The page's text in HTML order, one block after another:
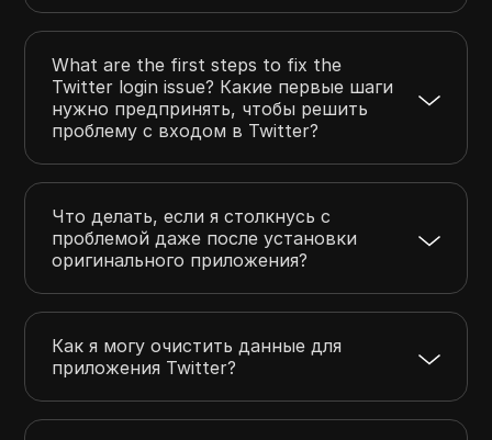
What are the first steps to fix the
Twitter login issue? Какие первые шаги
нужно предпринять, чтобы решить
проблему с входом в Twitter?
Что делать, если я столкнусь с
проблемой даже после установки
оригинального приложения?
Как я могу очистить данные для
приложения Twitter?